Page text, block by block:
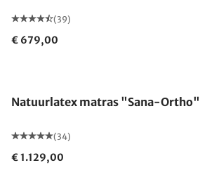
(39)
€ 679,00
Natuurlatex matras "Sana-Ortho"
(34)
€ 1.129,00